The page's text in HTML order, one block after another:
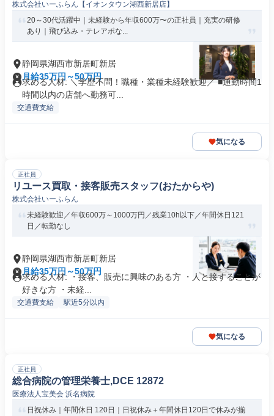
株式会社いーふらん【イオンタウン湖西新居店】
20～30代活躍中｜未経験から年収600万〜の正社員｜充実の研修
あり｜飛び込み・テレアポな...
静岡県湖西市新居町新居
月給35万円～50万円
求める人材: ＼学歴不問！職種・業種未経験歓迎／ ■通勤時間1
時間以内の店舗へ勤務可...
交通費支給
気になる
正社員
リユース買取・接客販売スタッフ(おたからや)
株式会社いーふらん
未経験歓迎／年収600万～1000万円／残業10h以下／年間休日121
日／転勤なし
静岡県湖西市新居町新居
月給35万円～50万円
求める人材: ・接客、販売に興味のある方 ・人と接することが
好きな方 ・未経...
交通費支給 駅近5分以内
気になる
正社員
総合病院の管理栄養士,DCE 12872
医療法人宝美会 浜名病院
日祝休み｜年間休日 120日｜日祝休み＋年間休日120日で休みが揃